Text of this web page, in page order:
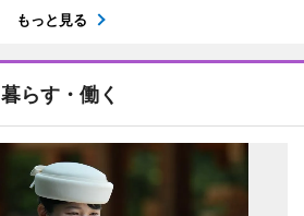
もっと見る
暮らす・働く